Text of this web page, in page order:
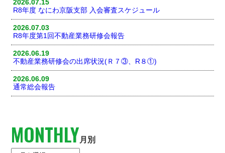
2026.07.15
R8年度 なにわ京阪支部 入会審査スケジュール
2026.07.03
R8年度第1回不動産業務研修会報告
2026.06.19
不動産業務研修会の出席状況(Ｒ７③、R８①)
2026.06.09
通常総会報告
MONTHLY月別